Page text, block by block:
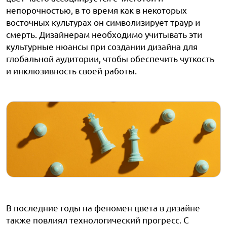
непорочностью, в то время как в некоторых
восточных культурах он символизирует траур и
смерть. Дизайнерам необходимо учитывать эти
культурные нюансы при создании дизайна для
глобальной аудитории, чтобы обеспечить чуткость
и инклюзивность своей работы.
В последние годы на феномен цвета в дизайне
также повлиял технологический прогресс. С